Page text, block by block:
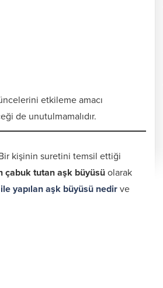
etkileme amacı
de unutulmamalıdır.
kişinin suretini temsil ettiği
çabuk tutan aşk büyüsü olarak
yapılan aşk büyüsü nedir ve
için Yazıln Vefkler
Vefk Yazmak İçin
Gerekli Malzemeler